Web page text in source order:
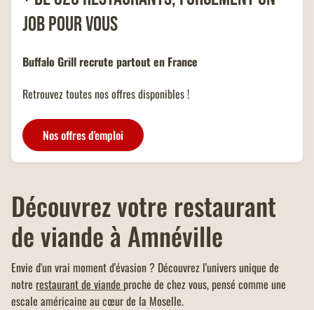
job pour vous
Buffalo Grill recrute partout en France
Retrouvez toutes nos offres disponibles !
Nos offres d'emploi
Découvrez votre restaurant
de viandeà Amnéville
Envie d'un vrai moment d'évasion ? Découvrez l'univers unique de
notre restaurant de viande proche de chez vous, pensé comme une
escale américaine au cœur de la Moselle.